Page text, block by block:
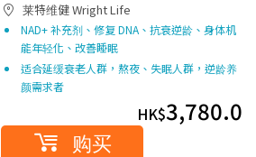
莱特维健 Wright Life
NAD+ 补充剂、修复 DNA、抗衰逆龄、身体机
能年轻化、改善睡眠
适合延缓衰老人群，熬夜、失眠人群，逆龄养
颜需求者
HK$3,780.0
购买